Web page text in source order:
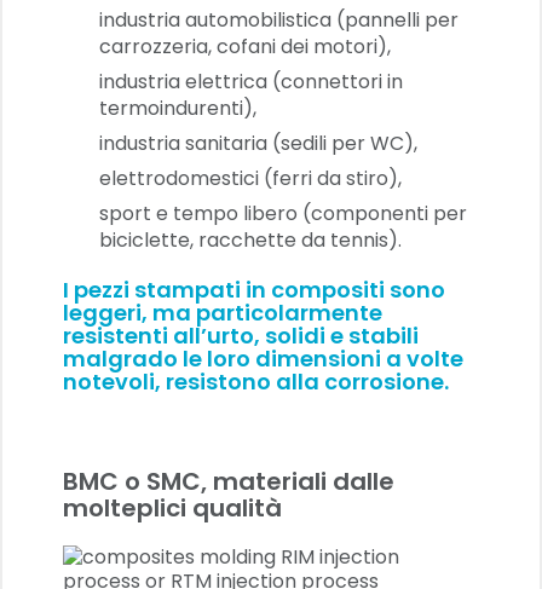
industria automobilistica (pannelli per
carrozzeria, cofani dei motori),
industria elettrica (connettori in
termoindurenti),
industria sanitaria (sedili per WC),
elettrodomestici (ferri da stiro),
sport e tempo libero (componenti per
biciclette, racchette da tennis).
I pezzi stampati in compositi sono
leggeri, ma particolarmente
resistenti all’urto, solidi e stabili
malgrado le loro dimensioni a volte
notevoli, resistono alla corrosione.
BMC o SMC, materiali dalle
molteplici qualità